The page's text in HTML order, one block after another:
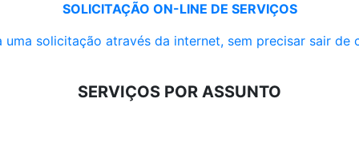
SOLICITAÇÃO ON-LINE DE SERVIÇOS
uma solicitação através da internet, sem precisar sair de
SERVIÇOS POR ASSUNTO